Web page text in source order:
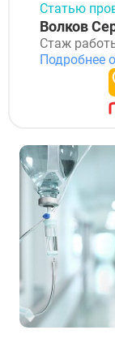
Статью
Волков
Стаж
Подробнее